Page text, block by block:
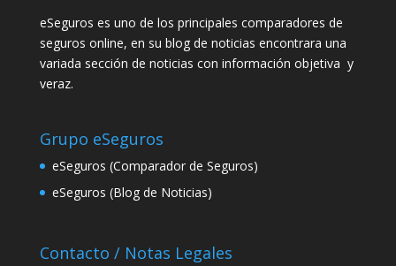
eSeguros es uno de los principales comparadores de
seguros online, en su blog de noticias encontrara una
variada sección de noticias con información objetiva y
veraz.
Grupo eSeguros
eSeguros (Comparador de Seguros)
eSeguros (Blog de Noticias)
Contacto / Notas Legales